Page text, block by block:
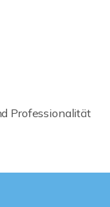
Professionalität